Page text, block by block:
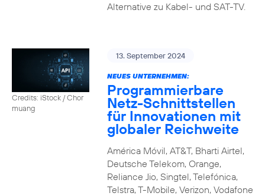
Alternative zu Kabel- und SAT-TV.
Credits: iStock / Chor
muang
13. September 2024
NEUES UNTERNEHMEN:
Programmierbare
Netz-Schnittstellen
für Innovationen mit
globaler Reichweite
América Móvil, AT&T, Bharti Airtel,
Deutsche Telekom, Orange,
Reliance Jio, Singtel, Telefónica,
Telstra, T-Mobile, Verizon, Vodafone